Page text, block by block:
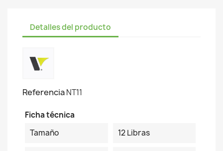
Detalles del producto
ReferenciaNT11
Ficha técnica
Tamaño
12 Libras